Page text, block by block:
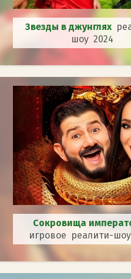
Звезды в джунглях
шоу 2024
Сокровища
игровое реалити-